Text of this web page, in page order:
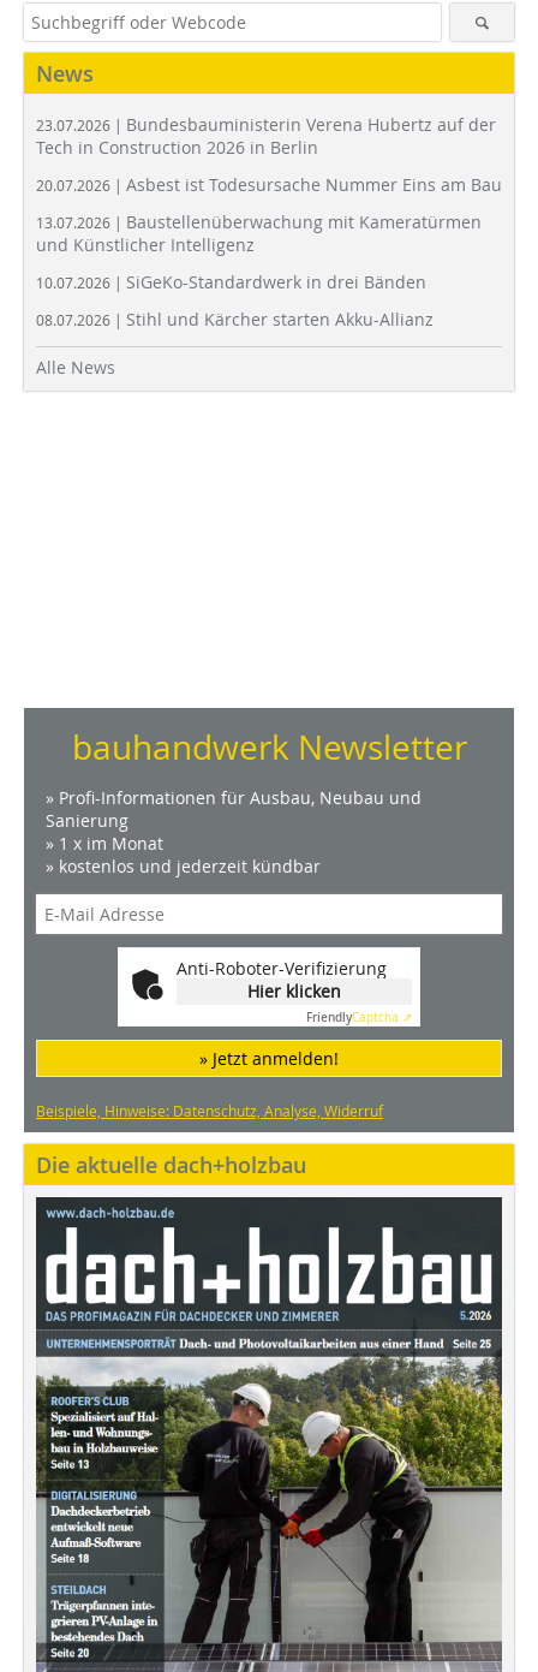
News
23.07.2026 | Bundesbauministerin Verena Hubertz auf der
Tech in Construction 2026 in Berlin
20.07.2026 | Asbest ist Todesursache Nummer Eins am Bau
13.07.2026 | Baustellenüberwachung mit Kameratürmen
und Künstlicher Intelligenz
10.07.2026 | SiGeKo-Standardwerk in drei Bänden
08.07.2026 | Stihl und Kärcher starten Akku-Allianz
Alle News
bauhandwerk Newsletter
» Profi-Informationen für Ausbau, Neubau und
Sanierung
» 1 x im Monat
» kostenlos und jederzeit kündbar
Anti-Roboter-Verifizierung
Hier klicken
FriendlyCaptcha ⇗
» Jetzt anmelden!
Beispiele, Hinweise: Datenschutz, Analyse, Widerruf
Die aktuelle dach+holzbau